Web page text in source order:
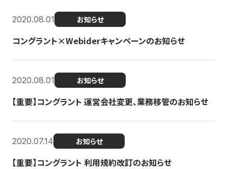
2020.08.01 お知らせ
コングラント×Webiderキャンペーンのお知らせ
2020.08.01 お知らせ
【重要】コングラント 運営会社変更、業務移管のお知らせ
2020.07.14 お知らせ
【重要】コングラント 利用規約改訂のお知らせ